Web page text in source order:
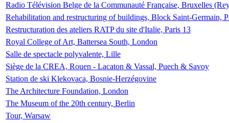
Radio Télévision Belge de la Communauté Française, Bruxelles
Rehabilitation and restructuring of buildings, Block Saint-Germain,
Restructuration des ateliers RATP du site d'Italie, Paris 13
Royal College of Art, Battersea South, London
Salle de spectacle polyvalente, Lille
Siège de la CREA, Rouen - Lacaton & Vassal, Puech & Savoy
Station de ski Klekovaca, Bosnie-Herzégovine
The Architecture Foundation, London
The Museum of the 20th century, Berlin
Tour, Warsaw